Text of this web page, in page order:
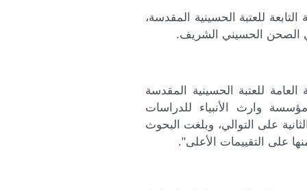
للعتبة الحسينية المقدسة،
للعتبة الحسينية المقدسة
وارث الأنبياء للدراسات
على التوالي، وبلغت البحوث